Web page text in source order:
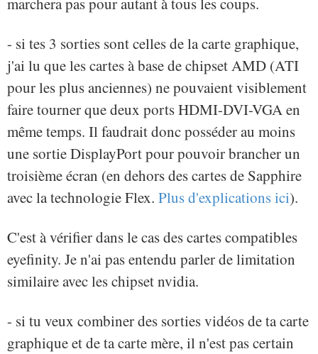
- si tes 3 sorties sont celles de la carte graphique,
j'ai lu que les cartes à base de chipset AMD (ATI
pour les plus anciennes) ne pouvaient visiblement
faire tourner que deux ports HDMI-DVI-VGA en
même temps. Il faudrait donc posséder au moins
une sortie DisplayPort pour pouvoir brancher un
troisième écran (en dehors des cartes de Sapphire
avec la technologie Flex. Plus d'explications ici).
C'est à vérifier dans le cas des cartes compatibles
eyefinity. Je n'ai pas entendu parler de limitation
similaire avec les chipset nvidia.
- si tu veux combiner des sorties vidéos de ta carte
graphique et de ta carte mère, il n'est pas certain